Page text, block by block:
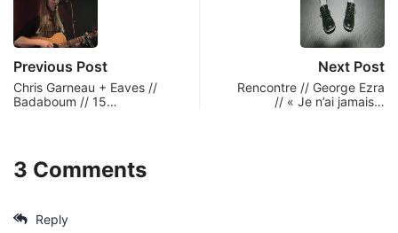
Previous Post
Chris Garneau + Eaves //
Badaboum // 15…
Next Post
Rencontre // George Ezra
// « Je n’ai jamais…
3 Comments
Reply